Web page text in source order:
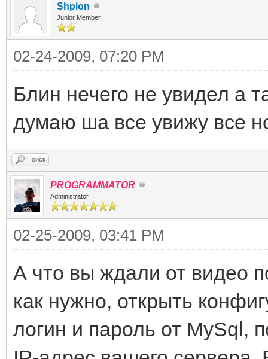
Shpion
Junior Member
02-24-2009, 07:20 PM
Блин нечего не увидел а
думаю ша все увижу все
Поиск
PROGRAMMATOR
Administrator
02-25-2009, 03:41 PM
А что вы ждали от видео
как нужно, открыть
логин и пароль от MySql,